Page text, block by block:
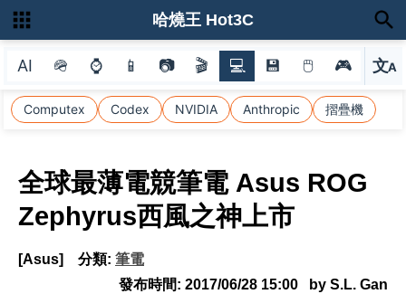
AI 🪖 ⌚ 📱 📷 🎬 💻 💾 🖱 🎮 文A
選
Computex Codex NVIDIA Anthropic 摺疊機
哈燒王 Hot3C
全球最薄電競筆電 Asus ROG
Zephyrus西風之神上市
[Asus] 分類: 筆電
發布時間: 2017/06/28 15:00 by S.L. Gan